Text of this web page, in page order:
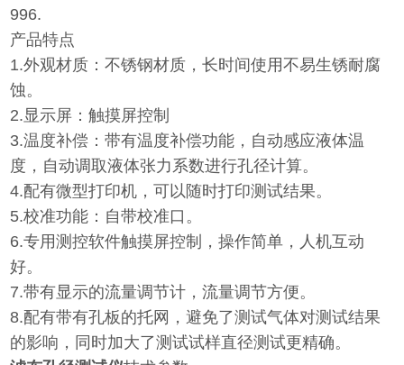
996.
产品特点
1.外观材质：不锈钢材质，长时间使用不易生锈耐腐
蚀。
2.显示屏：触摸屏控制
3.温度补偿：带有温度补偿功能，自动感应液体温
度，自动调取液体张力系数进行孔径计算。
4.配有微型打印机，可以随时打印测试结果。
5.校准功能：自带校准口。
6.专用测控软件触摸屏控制，操作简单，人机互动
好。
7.带有显示的流量调节计，流量调节方便。
8.配有带有孔板的托网，避免了测试气体对测试结果
的影响，同时加大了测试试样直径测试更精确。